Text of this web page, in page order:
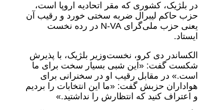
در بلژیک، کشوری که مقر اتحادیه اروپا است،
حزب حاکم لیبرال ضربه سختی خورد و رقیب آن
یعنی حزب ملی‌گرای N-VA در رده نخست
ایستاد.
الکساندر دی کرو، نخست‌وزیر بلژیک، با پذیرش
شکست گفت: «این شبی بسیار سخت برای ما
است.» در مقابل رقیب او در سخنرانی برای
هواداران حزبش گفت: «ما این انتخابات را بردیم
و اعتراف کنید که انتظارش را نداشتید.»